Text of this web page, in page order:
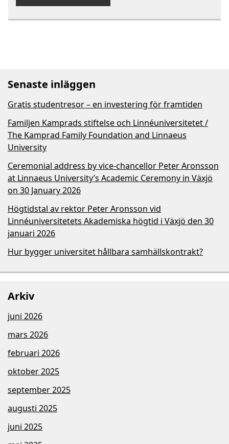
Senaste inläggen
Gratis studentresor – en investering för framtiden
Familjen Kamprads stiftelse och Linnéuniversitetet /
The Kamprad Family Foundation and Linnaeus
University
Ceremonial address by vice-chancellor Peter Aronsson
at Linnaeus University’s Academic Ceremony in Växjö
on 30 January 2026
Högtidstal av rektor Peter Aronsson vid
Linnéuniversitetets Akademiska högtid i Växjö den 30
januari 2026
Hur bygger universitet hållbara samhällskontrakt?
Arkiv
juni 2026
mars 2026
februari 2026
oktober 2025
september 2025
augusti 2025
juni 2025